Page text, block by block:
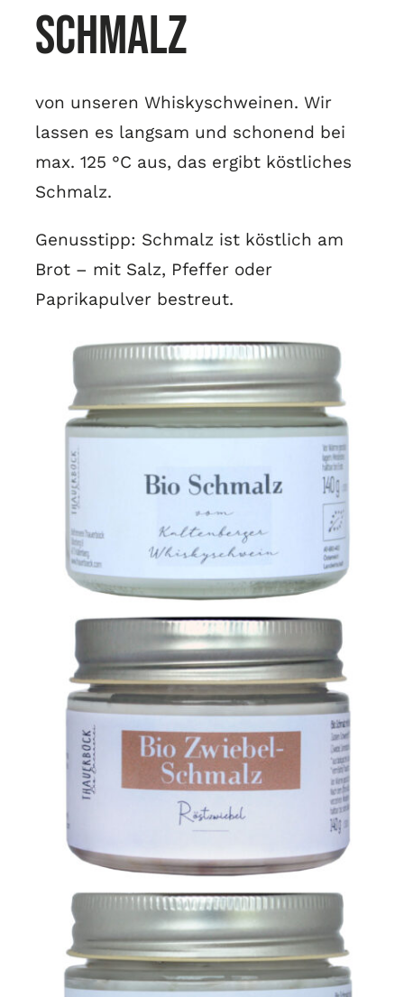
Schmalz
von unseren Whiskyschweinen. Wir
lassen es langsam und schonend bei
max. 125 °C aus, das ergibt köstliches
Schmalz.
Genusstipp: Schmalz ist köstlich am
Brot – mit Salz, Pfeffer oder
Paprikapulver bestreut.